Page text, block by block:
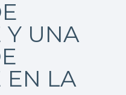
Y UNA
EN LA